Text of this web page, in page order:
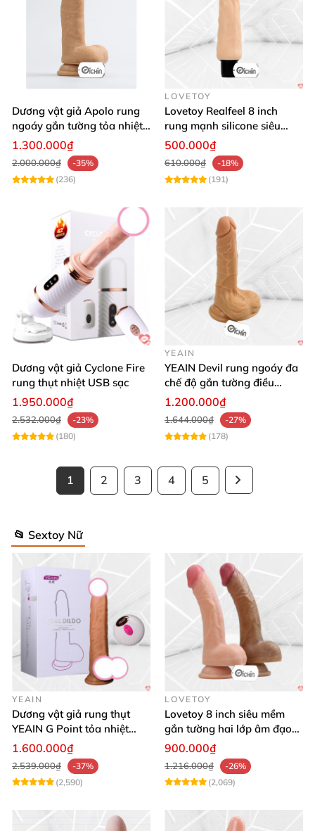
Dương vật giả Apolo rung
ngoáy gắn tường tỏa nhiệt
đa chế độ
1.300.000₫
2.000.000₫
-35%
(236)
LOVETOY
Lovetoy Realfeel 8 inch
rung mạnh silicone siêu
mềm
500.000₫
610.000₫
-18%
(191)
Dương vật giả Cyclone Fire
rung thụt nhiệt USB sạc
1.950.000₫
2.532.000₫
-23%
(180)
YEAIN
YEAIN Devil rung ngoáy đa
chế độ gắn tường điều
khiển từ xa tiện lợi
1.200.000₫
1.644.000₫
-27%
(178)
1 2 3 4 5
📂 Sextoy Nữ
YEAIN
Dương vật giả rung thụt
YEAIN G Point tỏa nhiệt
điều khiển từ xa
1.600.000₫
2.539.000₫
-37%
(2,590)
LOVETOY
Lovetoy 8 inch siêu mềm
gắn tường hai lớp âm đạo
giả chuẩn y tế
900.000₫
1.216.000₫
-26%
(2,069)